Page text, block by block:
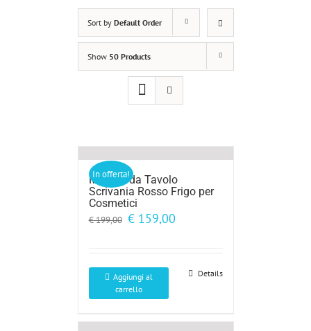
Sort by Default Order
Show 50 Products
In offerta!
Minibar da Tavolo
Scrivania Rosso Frigo per
Cosmetici
€199,00 Il
€ 199,00.
€159,00Il
€ 159,00.
Aggiungi al
carrello
Details